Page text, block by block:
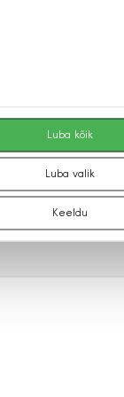
Luba kõik
Luba valik
Keeldu